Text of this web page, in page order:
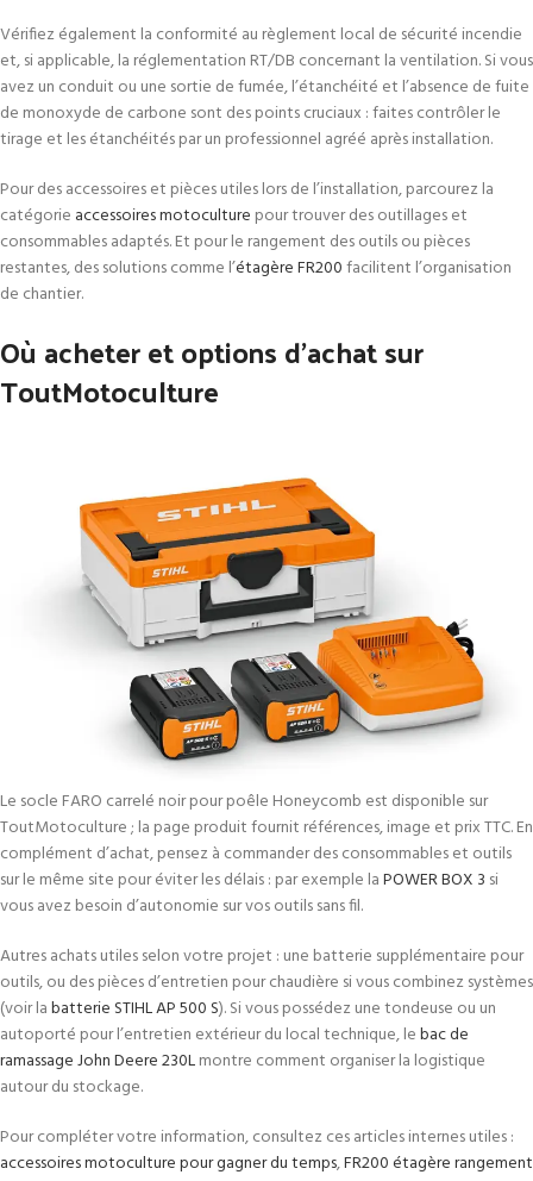
Vérifiez également la conformité au règlement local de sécurité incendie
et, si applicable, la réglementation RT/DB concernant la ventilation. Si vous
avez un conduit ou une sortie de fumée, l’étanchéité et l’absence de fuite
de monoxyde de carbone sont des points cruciaux : faites contrôler le
tirage et les étanchéités par un professionnel agréé après installation.
Pour des accessoires et pièces utiles lors de l’installation, parcourez la
catégorie accessoires motoculture pour trouver des outillages et
consommables adaptés. Et pour le rangement des outils ou pièces
restantes, des solutions comme l’étagère FR200facilitent l’organisation
de chantier.
Où acheter et options d’achat sur
ToutMotoculture
Le socle FARO carrelé noir pour poêle Honeycomb est disponible sur
ToutMotoculture ; la page produit fournit références, image et prix TTC. En
complément d’achat, pensez à commander des consommables et outils
sur le même site pour éviter les délais : par exemple laPOWER BOX 3 si
vous avez besoin d’autonomie sur vos outils sans fil.
Autres achats utiles selon votre projet : une batterie supplémentaire pour
outils, ou des pièces d’entretien pour chaudière si vous combinez systèmes
(voir labatterie STIHL AP 500 S). Si vous possédez une tondeuse ou un
autoporté pour l’entretien extérieur du local technique, lebac de
ramassage John Deere 230Lmontre comment organiser la logistique
autour du stockage.
Pour compléter votre information, consultez ces articles internes utiles :
accessoires motoculture pour gagner du temps,FR200 étagère rangement